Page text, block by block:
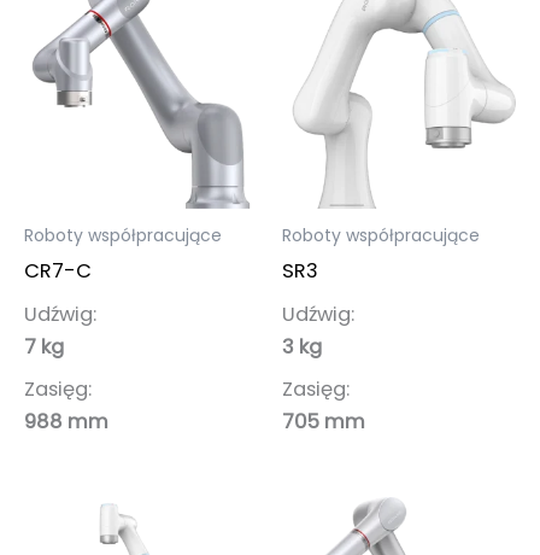
Roboty współpracujące
CR7-C
Udźwig:
7 kg
Zasięg:
988 mm
Roboty współpracujące
SR3
Udźwig:
3 kg
Zasięg:
705 mm